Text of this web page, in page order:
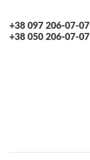
+38 097 206-07-07
+38 050 206-07-07